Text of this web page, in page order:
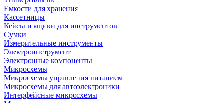
Емкости для хранения
Кассетницы
Кейсы и ящики для инструментов
Сумки
Измерительные инструменты
Электроинструмент
Электронные компоненты
Микросхемы
Микросхемы управления питанием
Микросхемы для автоэлектроники
Интерфейсные микросхемы